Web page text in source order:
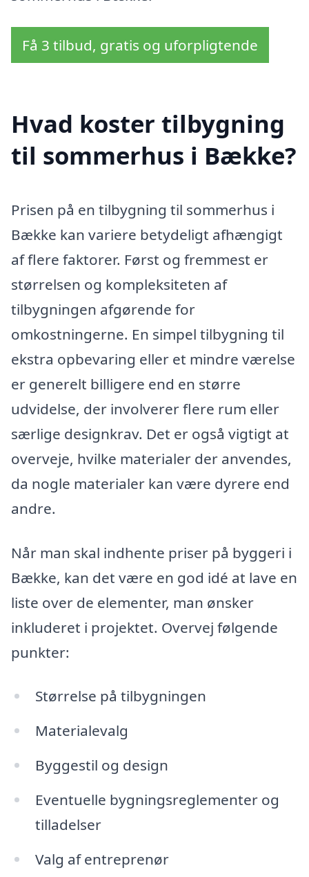
Få 3 tilbud, gratis og uforpligtende
Hvad koster tilbygning
til sommerhus i Bække?
Prisen på en tilbygning til sommerhus i
Bække kan variere betydeligt afhængigt
af flere faktorer. Først og fremmest er
størrelsen og kompleksiteten af
tilbygningen afgørende for
omkostningerne. En simpel tilbygning til
ekstra opbevaring eller et mindre værelse
er generelt billigere end en større
udvidelse, der involverer flere rum eller
særlige designkrav. Det er også vigtigt at
overveje, hvilke materialer der anvendes,
da nogle materialer kan være dyrere end
andre.
Når man skal indhente priser på byggeri i
Bække, kan det være en god idé at lave en
liste over de elementer, man ønsker
inkluderet i projektet. Overvej følgende
punkter:
Størrelse på tilbygningen
Materialevalg
Byggestil og design
Eventuelle bygningsreglementer og
tilladelser
Valg af entreprenør